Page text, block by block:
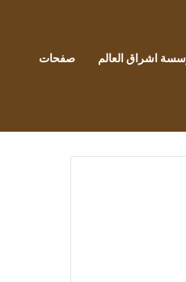
اشراق العالم صفحات